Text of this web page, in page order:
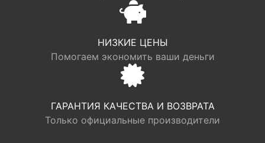
НИЗКИЕ ЦЕНЫ
Помогаем экономить ваши деньги
ГАРАНТИЯ КАЧЕСТВА И ВОЗВРАТА
Только официальные производители